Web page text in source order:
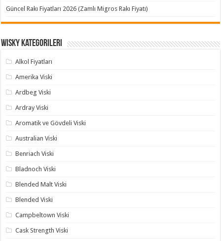
Güncel Rakı Fiyatları 2026 (Zamlı Migros Rakı Fiyatı)
Wisky Kategorileri
Alkol Fiyatları
Amerika Viski
Ardbeg Viski
Ardray Viski
Aromatik ve Gövdeli Viski
Australian Viski
Benriach Viski
Bladnoch Viski
Blended Malt Viski
Blended Viski
Campbeltown Viski
Cask Strength Viski